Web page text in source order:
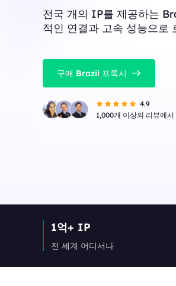
전국 개의 IP를 제공하는
적인 연결과 고속 성능으로
구매 Brazil 프록시
4.9
1,000개 이상의 리뷰에서
1억+ IP
전 세계 어디서나